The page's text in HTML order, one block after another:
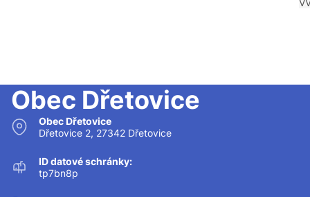
Obec Dřetovice
Obec Dřetovice
Dřetovice 2, 27342 Dřetovice
ID datové schránky:
tp7bn8p